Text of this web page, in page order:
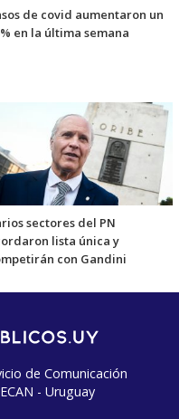
de covid aumentaron un
en la última semana
sectores del PN
lista única y
con Gandini
de Comunicación
- Uruguay